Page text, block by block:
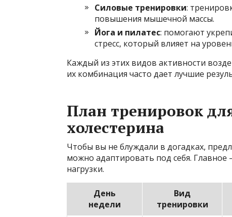
Силовые тренировки:
повышения мышечной массы.
Йога и пилатес: помогают
стресс, который влияет на
Каждый из этих видов активности
их комбинация часто дает лучшие
План тренировок
холестерина
Чтобы вы не блуждали в догадках,
можно адаптировать под себя. Главное
нагрузки.
День
недели
Вид
тренировки